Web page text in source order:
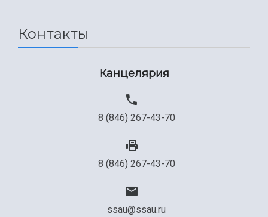
Контакты
Канцелярия
8 (846) 267-43-70
8 (846) 267-43-70
ssau@ssau.ru